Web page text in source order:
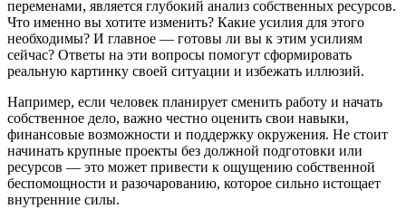
переменами, является глубокий анализ собственных ресурсов.
Что именно вы хотите изменить? Какие усилия для этого
необходимы? И главное — готовы ли вы к этим усилиям
сейчас? Ответы на эти вопросы помогут сформировать
реальную картинку своей ситуации и избежать иллюзий.
Например, если человек планирует сменить работу и начать
собственное дело, важно честно оценить свои навыки,
финансовые возможности и поддержку окружения. Не стоит
начинать крупные проекты без должной подготовки или
ресурсов — это может привести к ощущению собственной
беспомощности и разочарованию, которое сильно истощает
внутренние силы.